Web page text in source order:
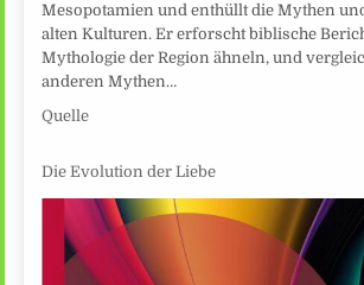
Mesopotamien und enthüllt die Mythen
alten Kulturen. Er erforscht biblische
Mythologie der Region ähneln, und
anderen Mythen…
Quelle
Die Evolution der Liebe